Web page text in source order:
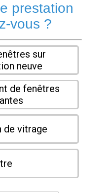
prestation
vous ?
sur
neuve
de fenêtres
de vitrage